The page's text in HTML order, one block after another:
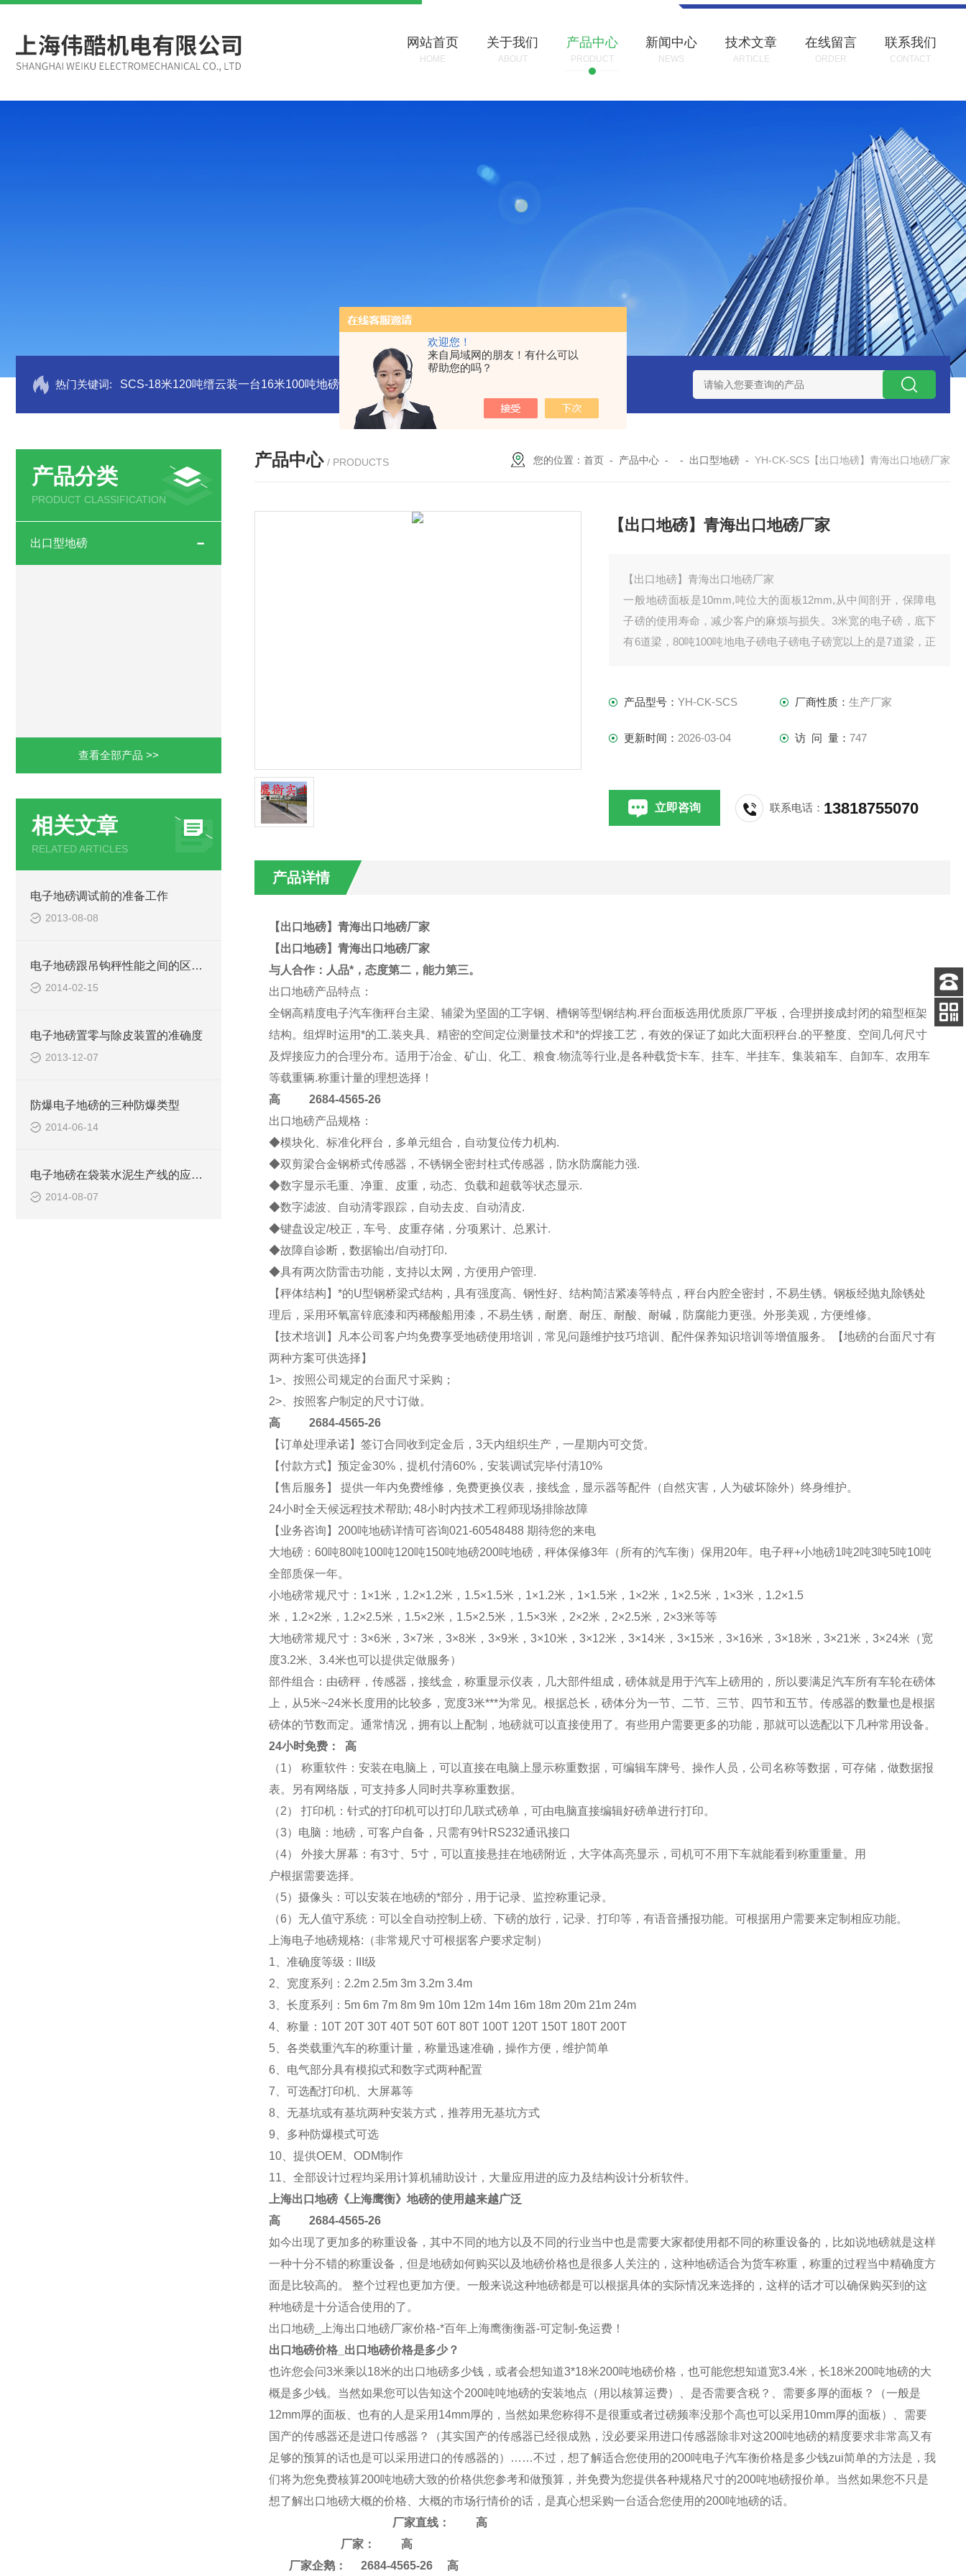
欢迎您！
来自局域网的朋友！有什么可以
帮助您的吗？
网站首页
HOME
关于我们
ABOUT
产品中心
PRODUCT
新闻中心
NEWS
技术文章
ARTICLE
在线留言
ORDER
联系我们
CONTACT
热门关键词: SCS-18米120吨缙云装一台16米100吨地磅多少钱？ SCS-18米120吨温岭装一台16米100吨地磅多少钱？ SCS-18米120吨玉环装一台16米100吨地磅多少钱？
产品分类
PRODUCT CLASSIFICATION
出口型地磅
查看全部产品 >>
相关文章
RELATED ARTICLES
电子地磅调试前的准备工作
2013-08-08
电子地磅跟吊钩秤性能之间的区别？
2014-02-15
电子地磅置零与除皮装置的准确度
2013-12-07
防爆电子地磅的三种防爆类型
2014-06-14
电子地磅在袋装水泥生产线的应用实例
2014-08-07
产品中心 / PRODUCTS 您的位置： 首页 - 产品中心 - - 出口型地磅 - YH-CK-SCS【出口地磅】青海出口地磅厂家
【出口地磅】青海出口地磅厂家
【出口地磅】青海出口地磅厂家
一般地磅面板是10mm,吨位大的面板12mm,从中间剖开，保障电
子磅的使用寿命，减少客户的麻烦与损失。3米宽的电子磅，底下
有6道梁，80吨100吨地电子磅电子磅电子磅宽以上的是7道梁，正
产品型号：YH-CK-SCS 厂商性质： 生产厂家
更新时间： 2026-03-04 访 问 量： 747
立即咨询 联系电话： 13818755070
产品详情
【出口地磅】青海出口地磅厂家
【出口地磅】青海出口地磅厂家
与人合作：人品*，态度第二，能力第三。
出口地磅产品特点：
全钢高精度电子汽车衡秤台主梁、辅梁为坚固的工字钢、槽钢等型钢结构.秤台面板选用优质原厂平板，合理拼接成封闭的箱型框架
结构。组焊时运用*的工.装夹具、精密的空间定位测量技术和*的焊接工艺，有效的保证了如此大面积秤台.的平整度、空间几何尺寸
及焊接应力的合理分布。适用于冶金、矿山、化工、粮食.物流等行业,是各种载货卡车、挂车、半挂车、集装箱车、自卸车、农用车
等载重辆.称重计量的理想选择！
高2684-4565-26
出口地磅产品规格：
◆模块化、标准化秤台，多单元组合，自动复位传力机构.
◆双剪梁合金钢桥式传感器，不锈钢全密封柱式传感器，防水防腐能力强.
◆数字显示毛重、净重、皮重，动态、负载和超载等状态显示.
◆数字滤波、自动清零跟踪，自动去皮、自动清皮.
◆键盘设定/校正，车号、皮重存储，分项累计、总累计.
◆故障自诊断，数据输出/自动打印.
◆具有两次防雷击功能，支持以太网，方便用户管理.
【秤体结构】*的U型钢桥梁式结构，具有强度高、钢性好、结构简洁紧凑等特点，秤台内腔全密封，不易生锈。钢板经抛丸除锈处
理后，采用环氧富锌底漆和丙稀酸船用漆，不易生锈，耐磨、耐压、耐酸、耐碱，防腐能力更强。外形美观，方便维修。
【技术培训】凡本公司客户均免费享受地磅使用培训，常见问题维护技巧培训、配件保养知识培训等增值服务。【地磅的台面尺寸有
两种方案可供选择】
1>、按照公司规定的台面尺寸采购；
2>、按照客户制定的尺寸订做。
高2684-4565-26
【订单处理承诺】签订合同收到定金后，3天内组织生产，一星期内可交货。
【付款方式】预定金30%，提机付清60%，安装调试完毕付清10%
【售后服务】 提供一年内免费维修，免费更换仪表，接线盒，显示器等配件（自然灾害，人为破坏除外）终身维护。
24小时全天候远程技术帮助; 48小时内技术工程师现场排除故障
【业务咨询】200吨地磅详情可咨询021-60548488期待您的来电
大地磅：60吨80吨100吨120吨150吨地磅200吨地磅，秤体保修3年（所有的汽车衡）保用20年。电子秤+小地磅1吨2吨3吨5吨10吨
全部质保一年。
小地磅常规尺寸：1×1米，1.2×1.2米，1.5×1.5米，1×1.2米，1×1.5米，1×2米，1×2.5米，1×3米，1.2×1.5
米，1.2×2米，1.2×2.5米，1.5×2米，1.5×2.5米，1.5×3米，2×2米，2×2.5米，2×3米等等
大地磅常规尺寸：3×6米，3×7米，3×8米，3×9米，3×10米，3×12米，3×14米，3×15米，3×16米，3×18米，3×21米，3×24米（宽
度3.2米、3.4米也可以提供定做服务）
部件组合：由磅秤，传感器，接线盒，称重显示仪表，几大部件组成，磅体就是用于汽车上磅用的，所以要满足汽车所有车轮在磅体
上，从5米~24米长度用的比较多，宽度3米***为常见。根据总长，磅体分为一节、二节、三节、四节和五节。传感器的数量也是根据
磅体的节数而定。通常情况，拥有以上配制，地磅就可以直接使用了。有些用户需要更多的功能，那就可以选配以下几种常用设备。
24小时免费： 高
（1） 称重软件：安装在电脑上，可以直接在电脑上显示称重数据，可编辑车牌号、操作人员，公司名称等数据，可存储，做数据报
表。另有网络版，可支持多人同时共享称重数据。
（2） 打印机：针式的打印机可以打印几联式磅单，可由电脑直接编辑好磅单进行打印。
（3）电脑：地磅，可客户自备，只需有9针RS232通讯接口
（4） 外接大屏幕：有3寸、5寸，可以直接悬挂在地磅附近，大字体高亮显示，司机可不用下车就能看到称重重量。用
户根据需要选择。
（5）摄像头：可以安装在地磅的*部分，用于记录、监控称重记录。
（6）无人值守系统：可以全自动控制上磅、下磅的放行，记录、打印等，有语音播报功能。可根据用户需要来定制相应功能。
上海电子地磅规格:（非常规尺寸可根据客户要求定制）
1、准确度等级：III级
2、宽度系列：2.2m 2.5m 3m 3.2m 3.4m
3、长度系列：5m 6m 7m 8m 9m 10m 12m 14m 16m 18m 20m 21m 24m
4、称量：10T 20T 30T 40T 50T 60T 80T 100T 120T 150T 180T 200T
5、各类载重汽车的称重计量，称量迅速准确，操作方便，维护简单
6、电气部分具有模拟式和数字式两种配置
7、可选配打印机、大屏幕等
8、无基坑或有基坑两种安装方式，推荐用无基坑方式
9、多种防爆模式可选
10、提供OEM、ODM制作
11、全部设计过程均采用计算机辅助设计，大量应用进的应力及结构设计分析软件。
上海出口地磅《上海鹰衡》地磅的使用越来越广泛
高2684-4565-26
如今出现了更加多的称重设备，其中不同的地方以及不同的行业当中也是需要大家都使用都不同的称重设备的，比如说地磅就是这样
一种十分不错的称重设备，但是地磅如何购买以及地磅价格也是很多人关注的，这种地磅适合为货车称重，称重的过程当中精确度方
面是比较高的。 整个过程也更加方便。一般来说这种地磅都是可以根据具体的实际情况来选择的，这样的话才可以确保购买到的这
种地磅是十分适合使用的了。
出口地磅_上海出口地磅厂家价格-*百年上海鹰衡衡器-可定制-免运费！
出口地磅价格_ 出口地磅价格是多少？
也许您会问3米乘以18米的出口地磅多少钱，或者会想知道3*18米200吨地磅价格，也可能您想知道宽3.4米，长18米200吨地磅的大
概是多少钱。当然如果您可以告知这个200吨吨地磅的安装地点（用以核算运费）、是否需要含税？、需要多厚的面板？（一般是
12mm厚的面板、也有的人是采用14mm厚的，当然如果您称得不是很重或者过磅频率没那个高也可以采用10mm厚的面板）、需要
国产的传感器还是进口传感器？（其实国产的传感器已经很成熟，没必要采用进口传感器除非对这200吨地磅的精度要求非常高又有
足够的预算的话也是可以采用进口的传感器的）……不过，想了解适合您使用的200吨电子汽车衡价格是多少钱zui简单的方法是，我
们将为您免费核算200吨地磅大致的价格供您参考和做预算，并免费为您提供各种规格尺寸的200吨地磅报价单。当然如果您不只是
想了解出口地磅大概的价格、大概的市场行情价的话，是真心想采购一台适合您使用的200吨地磅的话。
厂家直线：
高
厂家： 高
厂家企鹅： 2684-4565-26 高
客服
电话